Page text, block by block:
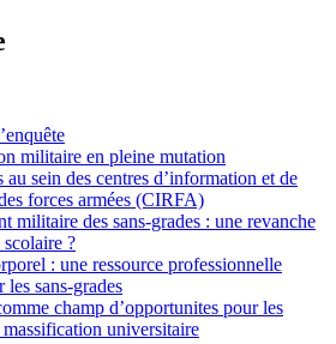
militaire en pleine mutation
au sein des centres d’information et de
forces armées (CIRFA)
militaire des sans-grades : une revanche
?
: une ressource professionnelle
les sans-grades
champ d’opportunites pour les
massification universitaire